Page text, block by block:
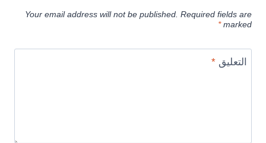
Your email address will not be published. Required fields are
marked
*
التعليق*